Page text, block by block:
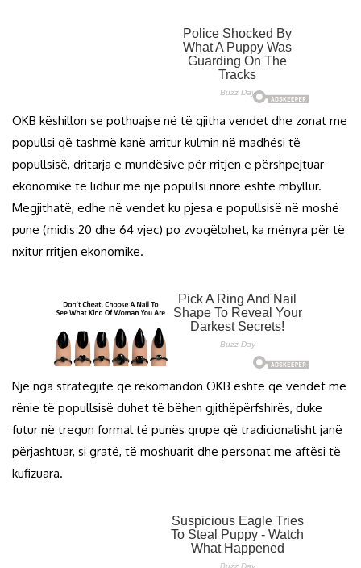
OKB këshillon se pothuajse në të gjitha vendet dhe zonat me
popullsi që tashmë kanë arritur kulmin në madhësi të
popullsisë, dritarja e mundësive për rritjen e përshpejtuar
ekonomike të lidhur me një popullsi rinore është mbyllur.
Megjithatë, edhe në vendet ku pjesa e popullsisë në moshë
pune (midis 20 dhe 64 vjeç) po zvogëlohet, ka mënyra për të
nxitur rritjen ekonomike.
Një nga strategjitë që rekomandon OKB është që vendet me
rënie të popullsisë duhet të bëhen gjithëpërfshirës, duke
futur në tregun formal të punës grupe që tradicionalisht janë
përjashtuar, si gratë, të moshuarit dhe personat me aftësi të
kufizuara.